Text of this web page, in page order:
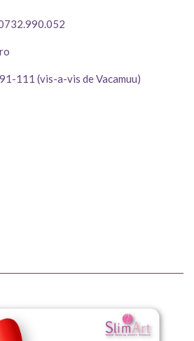
111 (vis-a-vis de Vacamuu)